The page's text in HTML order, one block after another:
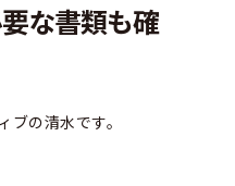
な書類も確
ブの清水です。